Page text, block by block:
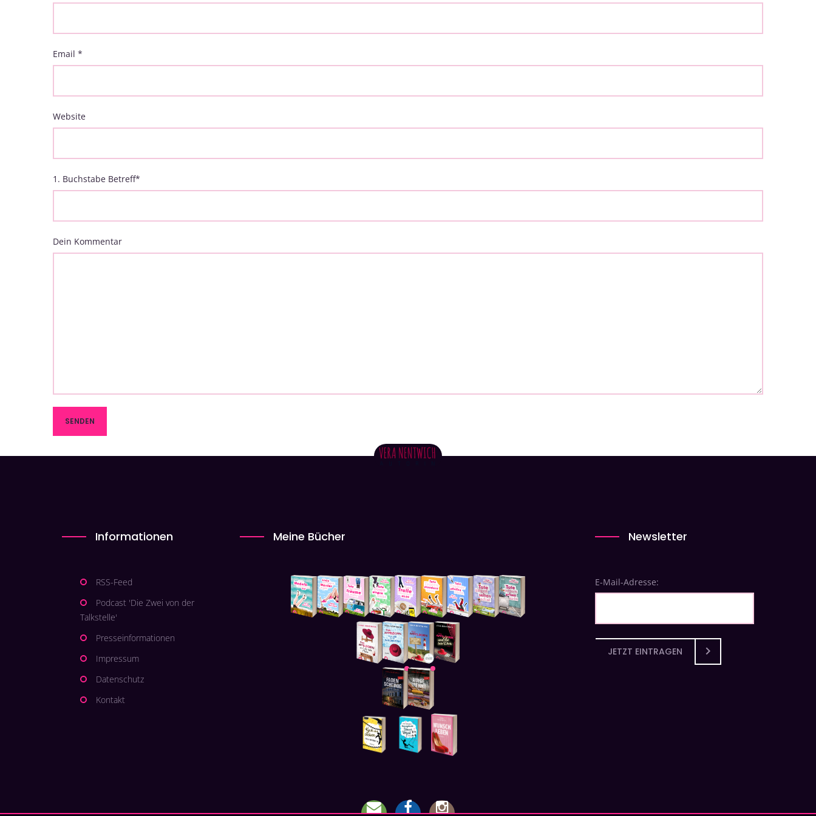
Email *
Website
1. Buchstabe Betreff*
Dein Kommentar
Informationen
RSS-Feed
Podcast 'Die Zwei von der
Talkstelle'
Presseinformationen
Impressum
Datenschutz
Kontakt
Meine Bücher Newsletter
E-Mail-Adresse:
JETZT EINTRAGEN